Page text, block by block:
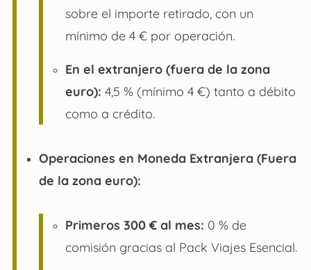
sobre el importe retirado, con un
mínimo de 4 € por operación.
En el extranjero (fuera de la zona
euro): 4,5 % (mínimo 4 €) tanto a débito
como a crédito.
Operaciones en Moneda Extranjera (Fuera
de la zona euro):
Primeros 300 € al mes: 0 % de
comisión gracias al Pack Viajes Esencial.